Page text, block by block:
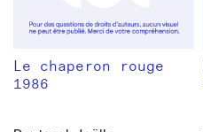
Le chaperon rouge
1986